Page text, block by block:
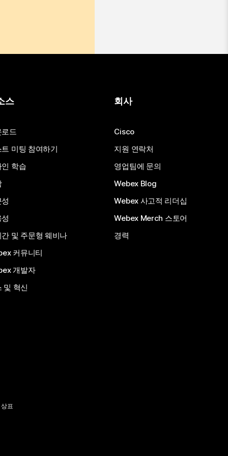
스
드
미팅 참여하기
인 학습
간 및 주문형 웨비나
커뮤니티
개발자
및 혁신
회사
Cisco
지원 연락처
영업팀에 문의
Webex Blog
Webex 사고적 리더십
Webex Merch 스토어
경력
표